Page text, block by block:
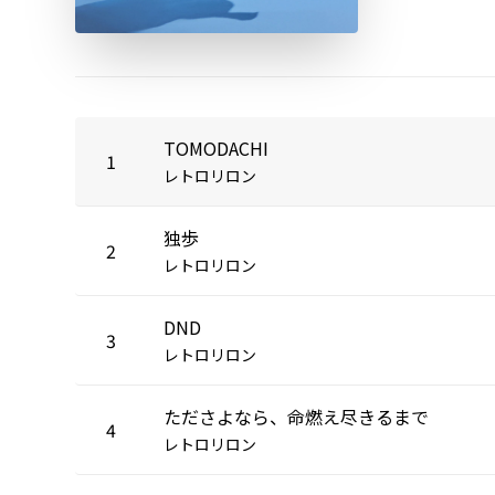
1 TOMODACHI
レトロリロン
2 独歩
レトロリロン
3 DND
レトロリロン
4 たださよなら、命燃え尽きるまで
レトロリロン